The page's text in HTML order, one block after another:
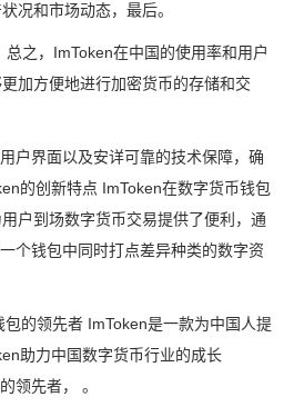
况和市场动态，最后。
之，ImToken在中国的使用率和用户
加方便地进行加密货币的存储和交
户界面以及安详可靠的技术保障，确
的创新特点 ImToken在数字货币钱包
户到场数字货币交易提供了便利，通
个钱包中同时打点差异种类的数字资
的领先者 ImToken是一款为中国人提
助力中国数字货币行业的成长
领先者， 。